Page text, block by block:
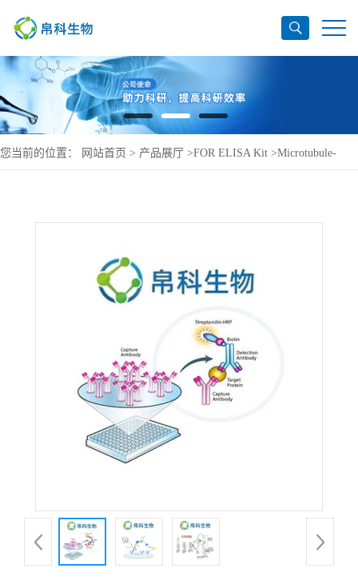
您当前的位置： 网站首页 > 产品展厅 >FOR ELISA Kit >Microtubule-